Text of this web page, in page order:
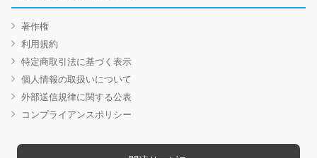
著作権
利用規約
特定商取引法に基づく表示
個人情報の取扱いについて
外部送信規律に関する公表
コンプライアンスポリシー